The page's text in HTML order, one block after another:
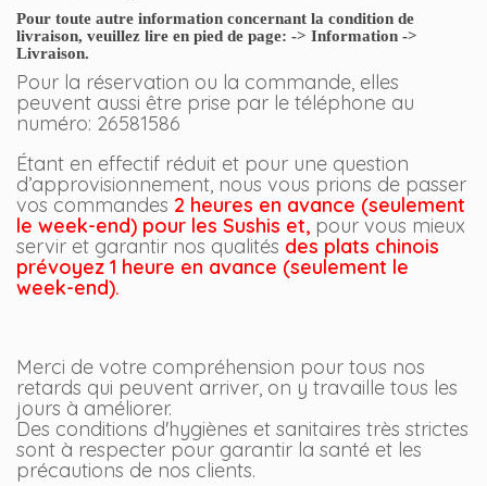
Pour toute autre information concernant la condition de
livraison, veuillez lire en pied de page: -> Information ->
Livraison.
Pour la réservation ou la commande, elles
peuvent aussi être prise par le téléphone au
numéro: 26581586
Étant en effectif réduit et pour une question
d’approvisionnement, nous vous prions de passer
vos commandes 2 heures en avance (seulement
le week-end) pour les Sushis et, pour vous mieux
servir et garantir nos qualités des plats chinois
prévoyez 1 heure en avance (seulement le
week-end).
Merci de votre compréhension pour tous nos
retards qui peuvent arriver, on y travaille tous les
jours à améliorer.
Des conditions d'hygiènes et sanitaires très strictes
sont à respecter pour garantir la santé et les
précautions de nos clients.